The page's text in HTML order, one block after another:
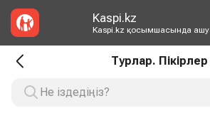
Kaspi.kz
Kaspi.kz қосымшасында ашу
Турлар. Пікірлер